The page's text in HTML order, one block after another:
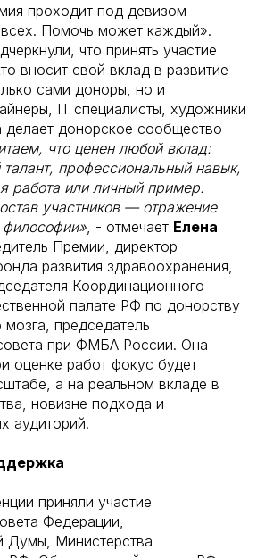
проходит под девизом
Помочь может каждый».
что принять участие
вносит свой вклад в развитие
сами доноры, но и
IT специалисты, художники
делает донорское сообщество
что ценен любой вклад:
талант, профессиональный навык,
работа или личный пример.
участников — отражение
, - отмечает Елена
Премии, директор
развития здравоохранения,
Координационного
палате РФ по донорству
мозга, председатель
при ФМБА России. Она
оценке работ фокус будет
а на реальном вкладе в
новизне подхода и
аудиторий.
приняли участие
Федерации,
Думы, Министерства